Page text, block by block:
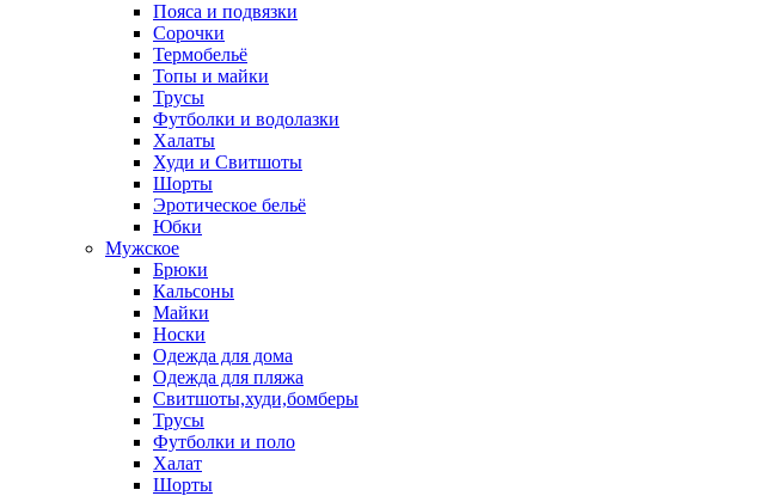
Пояса и подвязки
Сорочки
Термобельё
Топы и майки
Трусы
Футболки и водолазки
Халаты
Худи и Свитшоты
Шорты
Эротическое бельё
Юбки
Мужское
Брюки
Кальсоны
Майки
Носки
Одежда для дома
Одежда для пляжа
Свитшоты,худи,бомберы
Трусы
Футболки и поло
Халат
Шорты